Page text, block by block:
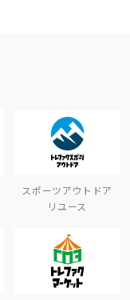
スポーツアウトドア
リユース